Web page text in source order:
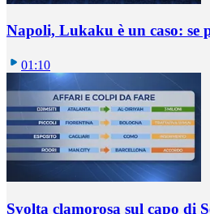
Napoli, Lukaku è un caso: se
01:10
Svolta clamorosa sul capo di